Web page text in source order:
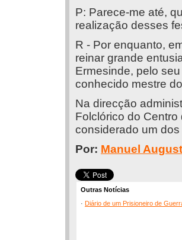
P: Parece-me até,
realização desses
R - Por enquanto,
reinar grande
Ermesinde, pelo
conhecido mestre
Na direcção
Folclórico do
considerado um
Por: Manuel
Outras Notícias
· Diário de um Prisioneiro de